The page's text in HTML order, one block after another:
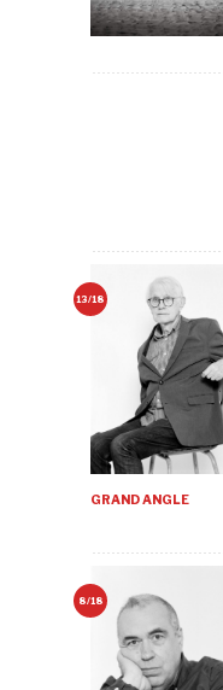
13/18
GRAND ANGLE
8/18